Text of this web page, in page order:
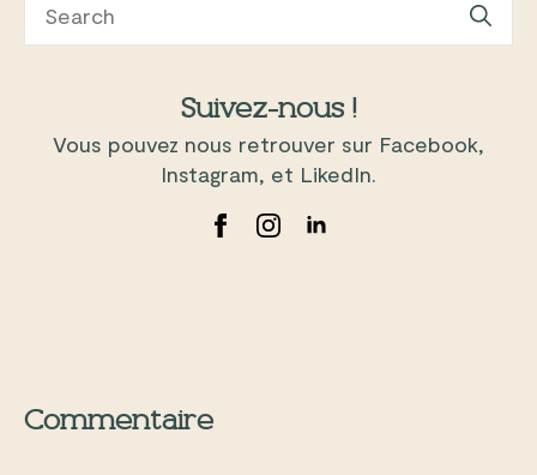
Suivez-nous !
Vous pouvez nous retrouver sur Facebook,
Instagram, et LikedIn.
Commentaire